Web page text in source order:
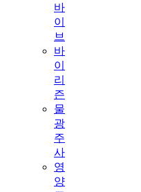
바
이
브
바
이
리
즌
물
광
주
사
영
양